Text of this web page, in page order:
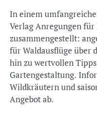
In einem
Verlag Anregungen
zusammengestellt:
für Waldausflüge über
hin zu wertvollen
Gartengestaltung.
Wildkräutern und
Angebot ab.